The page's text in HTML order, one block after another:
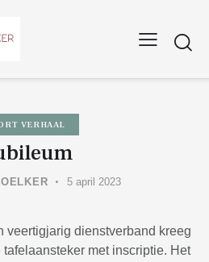
VERHAAL
5 april 2023
veertigjarig dienstverband kreeg
met inscriptie. Het